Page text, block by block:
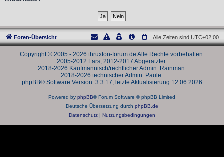
Foren-Übersicht Alle Zeiten sind UTC+02:00
Copyright © 2005 - 2026 thruxton-forum.de Alle Rechte vorbehalten.
2005-2012 Lars; 2012-2017 Abgeratzter.
2018-2026 Kaufmännisch/rechtlicher Admin: Rainman.
2018-2026 technischer Admin: Paule.
phpBB® Software Version: 3.3.17, letzte Aktualisierung 12.06.2026
Powered by phpBB® Forum Software © phpBB Limited
Deutsche Übersetzung durch phpBB.de
Datenschutz| Nutzungsbedingungen